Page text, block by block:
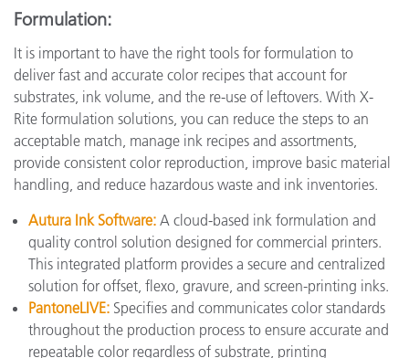
Formulation:
It is important to have the right tools for formulation to
deliver fast and accurate color recipes that account for
substrates, ink volume, and the re-use of leftovers. With X-
Rite formulation solutions, you can reduce the steps to an
acceptable match, manage ink recipes and assortments,
provide consistent color reproduction, improve basic material
handling, and reduce hazardous waste and ink inventories.
Autura Ink Software: A cloud-based ink formulation and
quality control solution designed for commercial printers.
This integrated platform provides a secure and centralized
solution for offset, flexo, gravure, and screen-printing inks.
PantoneLIVE: Specifies and communicates color standards
throughout the production process to ensure accurate and
repeatable color regardless of substrate, printing